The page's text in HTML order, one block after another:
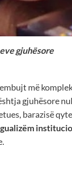
gjuhësore
më
gjuhësore
barazisë